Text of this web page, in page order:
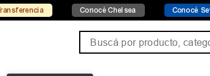
Conocé Chelsea Conocé Seven Sport